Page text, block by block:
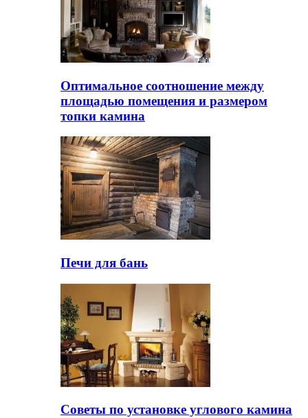
Оптимальное соотношение между
площадью помещения и размером
топки камина
Печи для бань
Советы по установке углового камина